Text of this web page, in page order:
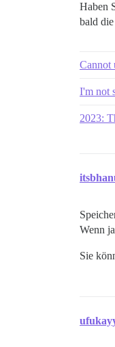
Haben
bald
Cannot
I'm not
2023:
Wenn
Sie